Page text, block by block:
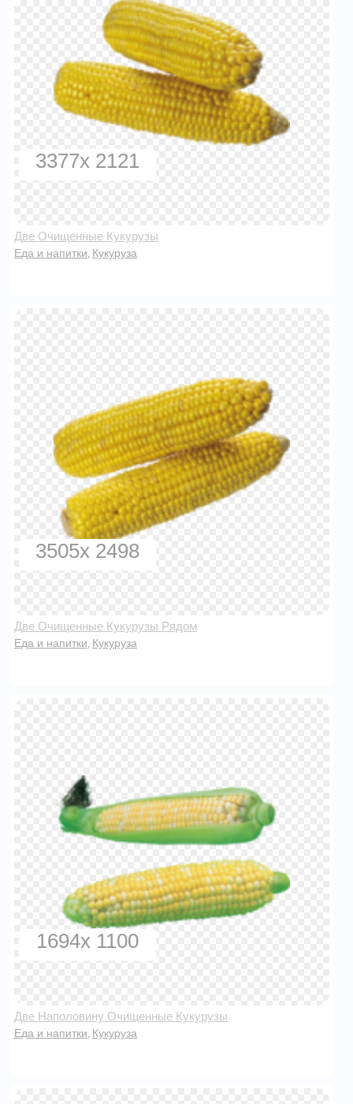
3377x 2121
Две Очищенные Кукурузы
Еда и напитки Кукуруза
3505x 2498
Две Очищенные Кукурузы Рядом
Еда и напитки Кукуруза
1694x 1100
Две Наполовину Очищенные Кукурузы
Еда и напитки Кукуруза